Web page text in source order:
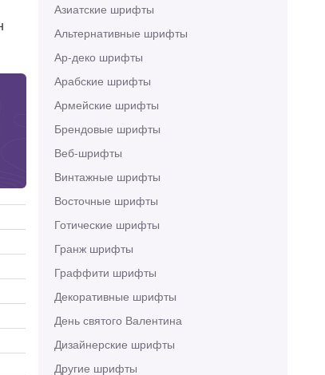
Азиатские шрифты
Альтернативные шрифты
Ар-деко шрифты
Арабские шрифты
Армейские шрифты
Брендовые шрифты
Веб-шрифты
Винтажные шрифты
Восточные шрифты
Готические шрифты
Гранж шрифты
Граффити шрифты
Декоративные шрифты
День святого Валентина
Дизайнерские шрифты
Другие шрифты